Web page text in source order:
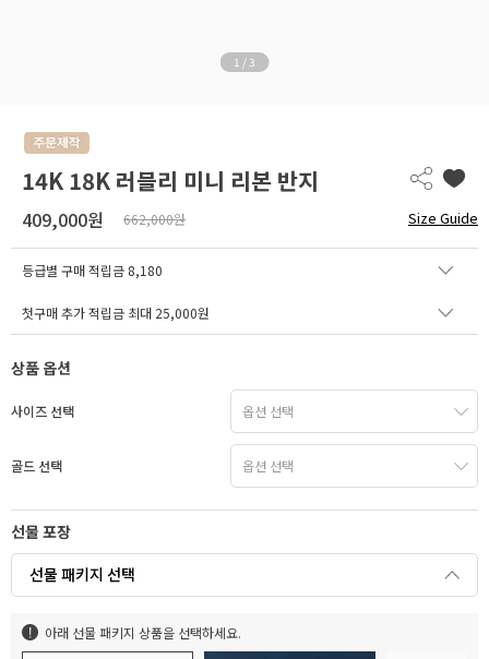
1 / 3
14K 18K 러블리 미니 리본 반지
409,000원 662,000원 Size Guide
등급별 구매 적립금 8,180
첫구매 추가 적립금 최대 25,000원
상품 옵션
사이즈 선택
골드 선택
선물 포장
선물 패키지 선택
아래 선물 패키지 상품을 선택하세요.